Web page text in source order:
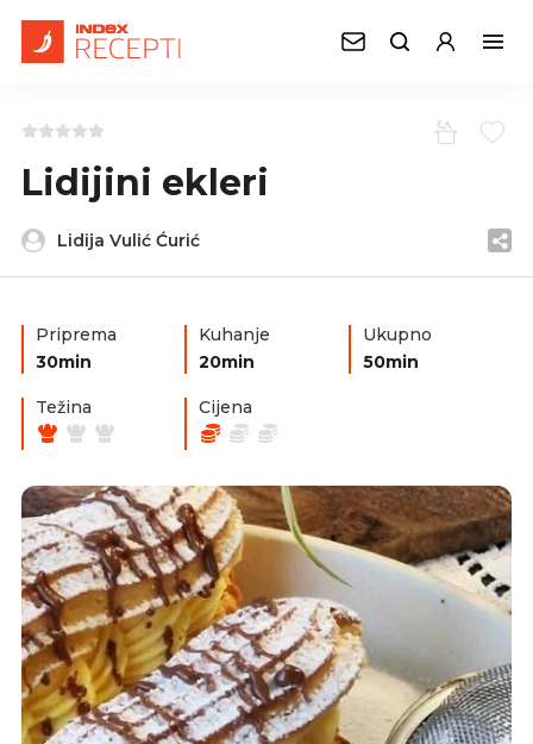
Lidijini ekleri
Lidija Vulić Ćurić
Priprema
30min
Kuhanje
20min
Ukupno
50min
Težina Cijena